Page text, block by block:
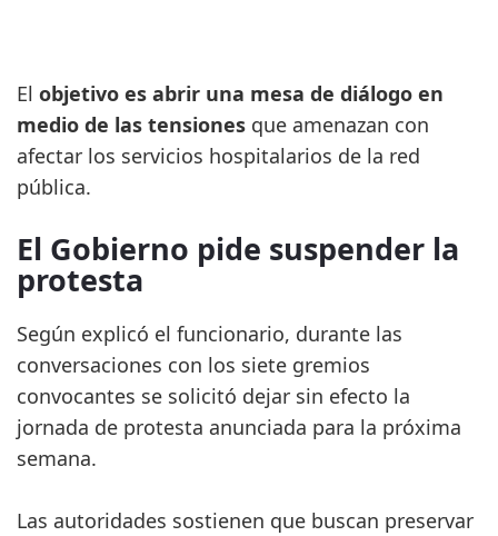
El objetivo es abrir una mesa de diálogo en
medio de las tensiones que amenazan con
afectar los servicios hospitalarios de la red
pública.
El Gobierno pide suspender la
protesta
Según explicó el funcionario, durante las
conversaciones con los siete gremios
convocantes se solicitó dejar sin efecto la
jornada de protesta anunciada para la próxima
semana.
Las autoridades sostienen que buscan preservar